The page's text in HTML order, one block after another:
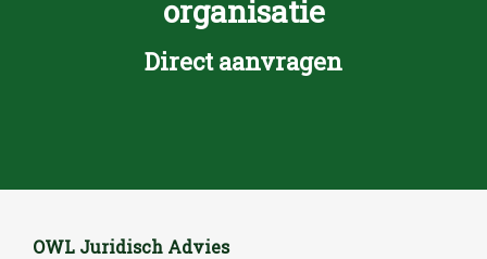
organisatie
Direct aanvragen
OWL Juridisch Advies